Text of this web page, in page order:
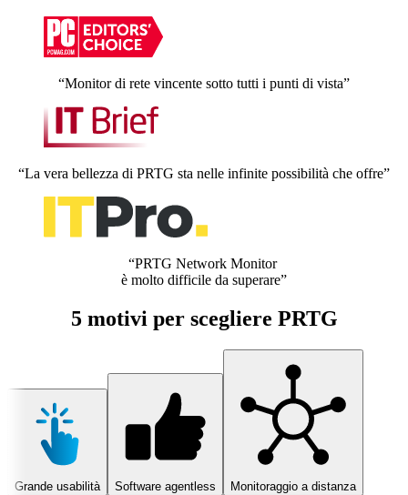
“Monitor di rete vincente sotto tutti i punti di vista”
“La vera bellezza di PRTG sta nelle infinite possibilità che offre”
“PRTG Network Monitor
è molto difficile da superare”
5 motivi per scegliere PRTG
Grande usabilità Software agentless Monitoraggio a distanza